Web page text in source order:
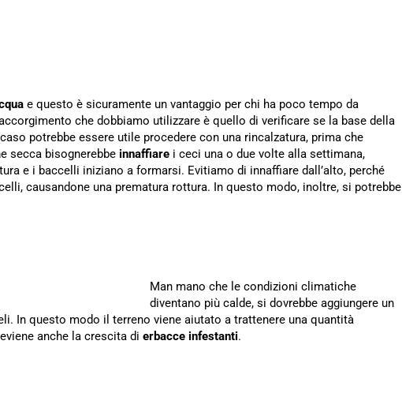
e questo è sicuramente un vantaggio per chi ha poco tempo da
che dobbiamo utilizzare è quello di verificare se la base della
potrebbe essere utile procedere con una rincalzatura, prima che
secca bisognerebbe innaffiare i ceci una o due volte alla settimana,
e i baccelli iniziano a formarsi. Evitiamo di innaffiare dall’alto, perché
causandone una prematura rottura. In questo modo, inoltre, si potrebbe
Man mano che le condizioni climatiche
diventano più calde, si dovrebbe aggiungere un
In questo modo il terreno viene aiutato a trattenere una quantità
anche la crescita di erbacce infestanti.